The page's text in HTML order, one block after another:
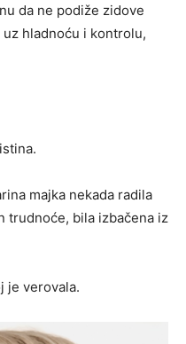
da ne podiže zidove
hladnoću i kontrolu,
majka nekada radila
trudnoće, bila izbačena iz
je verovala.